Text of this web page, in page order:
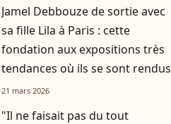
Jamel Debbouze de sortie avec
sa fille Lila à Paris : cette
fondation aux expositions très
tendances où ils se sont rendus
21 mars 2026
"Il ne faisait pas du tout